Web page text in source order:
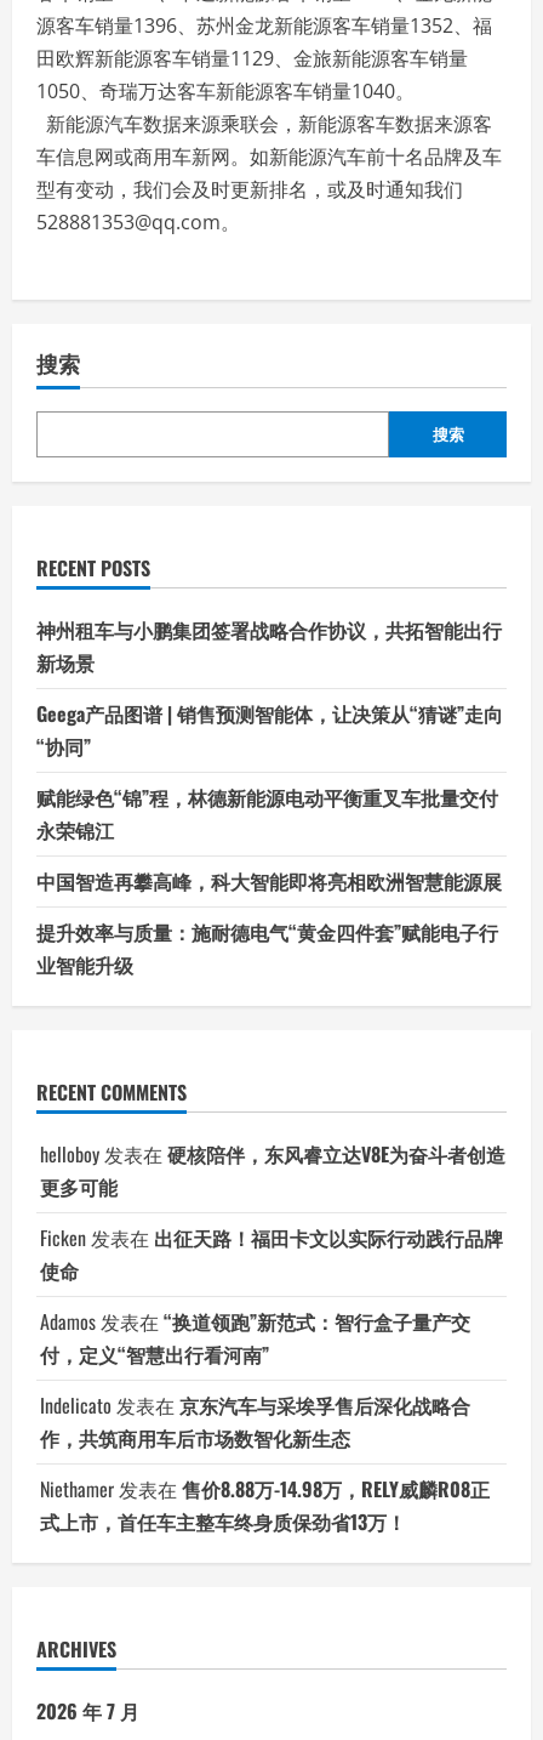
源客车销量1396、苏州金龙新能源客车销量1352、福
田欧辉新能源客车销量1129、金旅新能源客车销量
1050、奇瑞万达客车新能源客车销量1040。
新能源汽车数据来源乘联会，新能源客车数据来源客
车信息网或商用车新网。如新能源汽车前十名品牌及车
型有变动，我们会及时更新排名，或及时通知我们
528881353@qq.com。
搜索
搜索
RECENT POSTS
神州租车与小鹏集团签署战略合作协议，共拓智能出行
新场景
Geega产品图谱 | 销售预测智能体，让决策从“猜谜”走向
“协同”
赋能绿色“锦”程，林德新能源电动平衡重叉车批量交付
永荣锦江
中国智造再攀高峰，科大智能即将亮相欧洲智慧能源展
提升效率与质量：施耐德电气“黄金四件套”赋能电子行
业智能升级
RECENT COMMENTS
helloboy 发表在 硬核陪伴，东风睿立达V8E为奋斗者创造
更多可能
Ficken 发表在 出征天路！福田卡文以实际行动践行品牌
使命
Adamos 发表在 “换道领跑”新范式：智行盒子量产交
付，定义“智慧出行看河南”
Indelicato 发表在 京东汽车与采埃孚售后深化战略合
作，共筑商用车后市场数智化新生态
Niethamer 发表在 售价8.88万-14.98万，RELY威麟R08正
式上市，首任车主整车终身质保劲省13万！
ARCHIVES
2026 年 7 月